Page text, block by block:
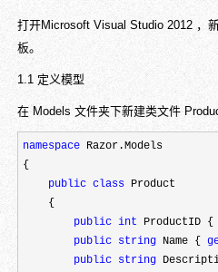
打开Microsoft Visual Studio 2012 ，
板。
1.1 定义模型
在 Models 文件夹下新建类文件
namespace Razor.Models
{
public class Product
    {
public int ProductID {
public string Name {
public string